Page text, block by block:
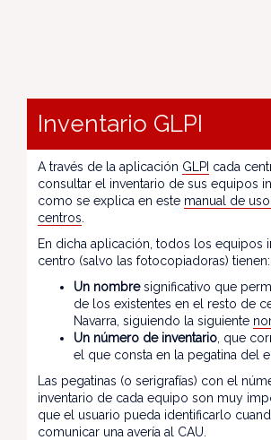
Inventario GLPI
A través de la aplicación GLPI cada
consultar el inventario de sus equipos
como se explica en este manual de
centros
En dicha aplicación, todos los equipos
centro (salvo las fotocopiadoras) tienen:
Un nombresignificativo que
de los existentes en el resto de
Navarra, siguiendo la siguiente
Un número de inventario , que
el que consta en la pegatina del
Las pegatinas (o serigrafías) con el
inventario de cada equipo son muy
que el usuario pueda identificarlo
comunicar una avería al CAU.